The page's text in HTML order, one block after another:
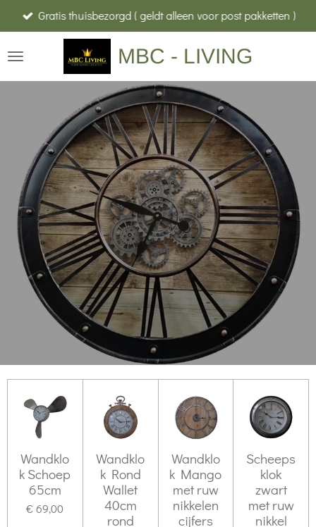
direct
naar
MBC - LIVING
Gratis thuisbezorgd ( geldt alleen voor post pakketten )
Wandklo
k Schoep
65cm
€ 69,00
Wandklo
k Rond
Wallet
40cm
rond
Wandklo
k Mango
met ruw
nikkelen
cijfers
Scheeps
klok
zwart
met ruw
nikkel